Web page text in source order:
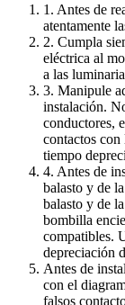
1. Antes de
atentamente
2. Cumpla
eléctrica al
a las
3. Manipule
instalación.
conductores,
contactos con
tiempo
4. Antes de
balasto y de
balasto y de
bombilla
compatibles.
depreciación
Antes de
con el
falsos